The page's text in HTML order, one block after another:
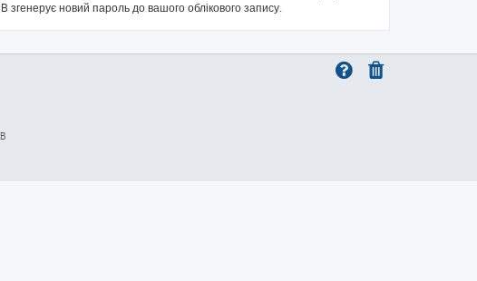
новий пароль до вашого облікового запису.